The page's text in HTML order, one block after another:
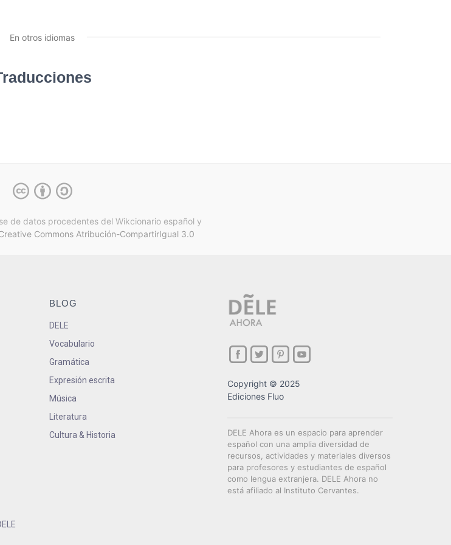
En otros idiomas
de datos procedentes del Wikcionario español y
Commons Atribución-CompartirIgual 3.0
BLOG
DELE
Vocabulario
Gramática
Expresión escrita
Música
Literatura
Cultura & Historia
Copyright © 2025
Ediciones Fluo
DELE Ahora es un espacio para aprender
español con una amplia diversidad de
recursos, actividades y materiales diversos
para profesores y estudiantes de español
como lengua extranjera. DELE Ahora no
está afiliado al Instituto Cervantes.